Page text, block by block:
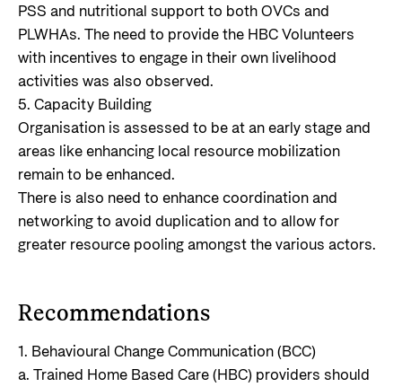
PSS and nutritional support to both OVCs and
PLWHAs. The need to provide the HBC Volunteers
with incentives to engage in their own livelihood
activities was also observed.
5. Capacity Building
Organisation is assessed to be at an early stage and
areas like enhancing local resource mobilization
remain to be enhanced.
There is also need to enhance coordination and
networking to avoid duplication and to allow for
greater resource pooling amongst the various actors.
Recommendations
1. Behavioural Change Communication (BCC)
a. Trained Home Based Care (HBC) providers should